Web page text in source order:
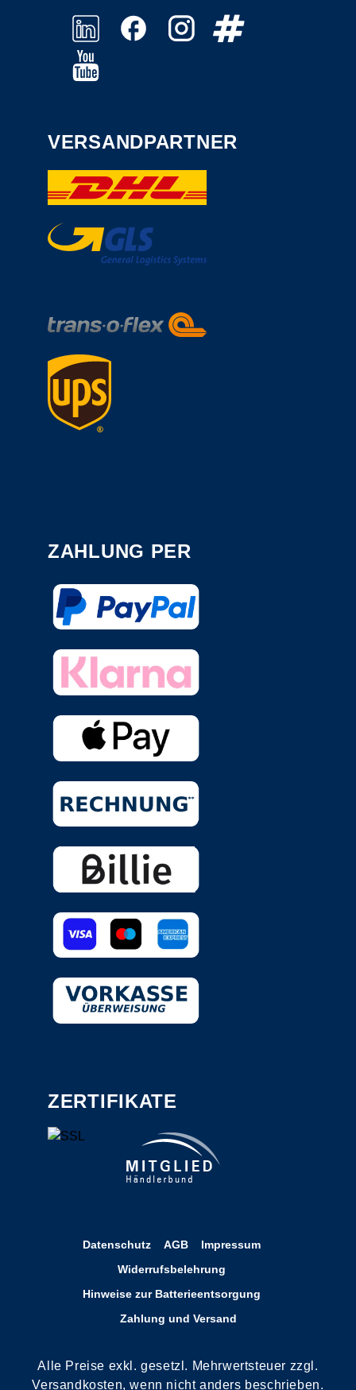
VERSANDPARTNER
ZAHLUNG PER
ZERTIFIKATE
Datenschutz AGB
Impressum
Widerrufsbelehrung
Hinweise zur Batterieentsorgung
Zahlung und Versand
Alle Preise exkl. gesetzl. Mehrwertsteuer zzgl.
Versandkosten, wenn nicht anders beschrieben.